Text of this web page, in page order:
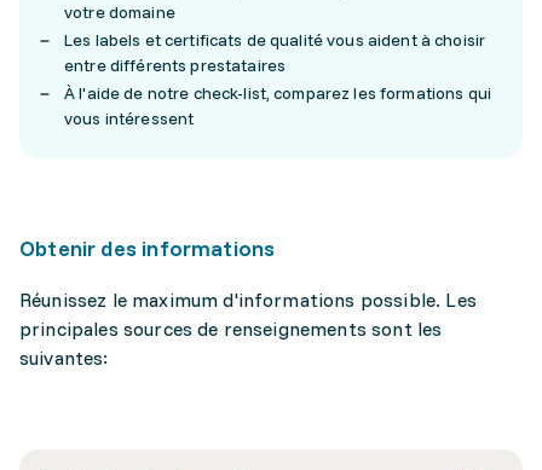
votre domaine
Les labels et certificats de qualité vous aident à choisir
entre différents prestataires
À l'aide de notre check-list, comparez les formations qui
vous intéressent
Obtenir des informations
Réunissez le maximum d'informations possible. Les
principales sources de renseignements sont les
suivantes: